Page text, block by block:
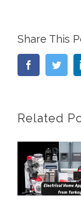
Share This
Facebook
Related